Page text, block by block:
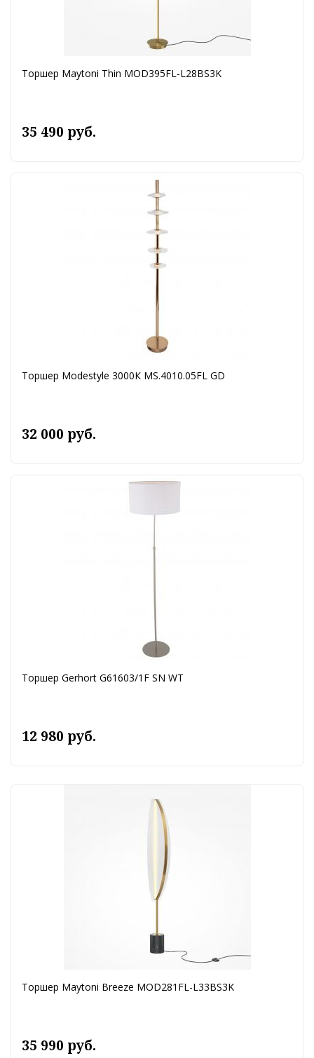
Торшер Maytoni Thin MOD395FL-L28BS3K
35 490 руб.
Торшер Modestyle 3000К MS.4010.05FL GD
32 000 руб.
Торшер Gerhort G61603/1F SN WT
12 980 руб.
Торшер Maytoni Breeze MOD281FL-L33BS3K
35 990 руб.